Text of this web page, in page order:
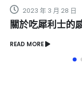
2023 年 3 月 28 日
關於吃犀利士的
READ MORE